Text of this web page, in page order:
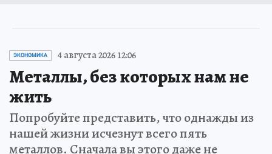
ЭКОНОМИКА 4 августа 2026 12:06
Металлы, без которых нам не
жить
Попробуйте представить, что однажды из
нашей жизни исчезнут всего пять
металлов. Сначала вы этого даже не